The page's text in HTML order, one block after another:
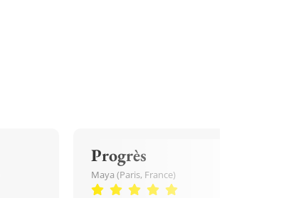
Progrès
Maya (Paris, France)